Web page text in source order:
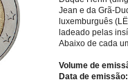
Jean e da Grã-
luxemburguês
ladeado pelas
Abaixo de cada
Volume de
Data de emissão: